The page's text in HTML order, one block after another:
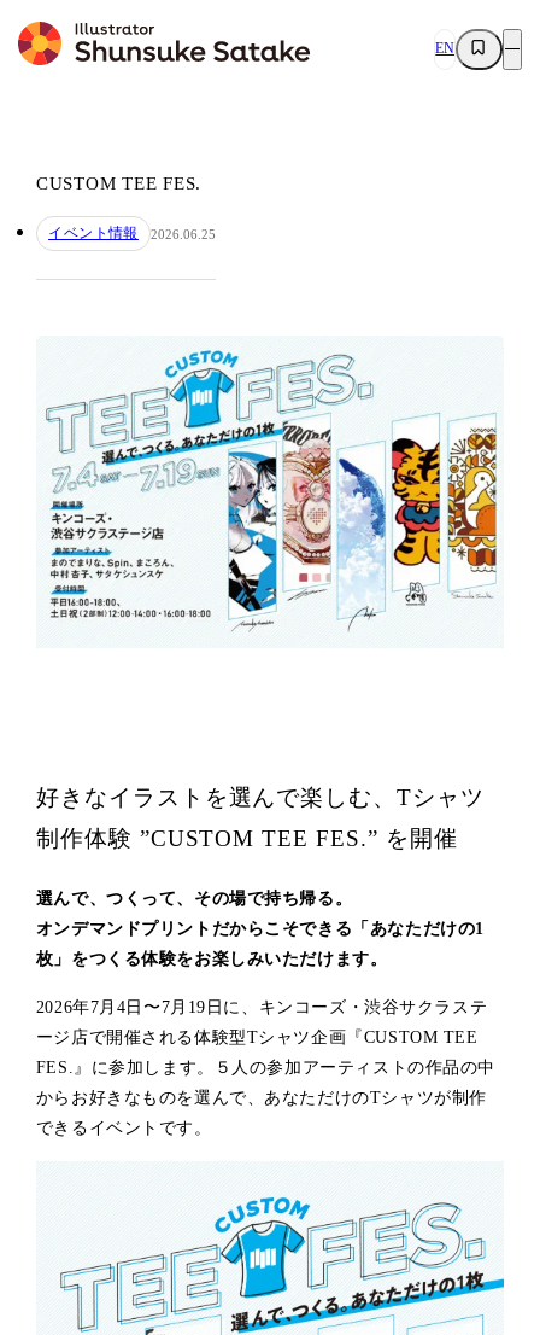
EN
CUSTOM TEE FES.
イベント情報 2026.06.25
好きなイラストを選んで楽しむ、Tシャツ
制作体験 ”CUSTOM TEE FES.” を開催
選んで、つくって、その場で持ち帰る。
オンデマンドプリントだからこそできる「あなただけの1
枚」をつくる体験をお楽しみいただけます。
2026年7月4日〜7月19日に、キンコーズ・渋谷サクラステ
ージ店で開催される体験型Tシャツ企画『CUSTOM TEE
FES.』に参加します。５人の参加アーティストの作品の中
からお好きなものを選んで、あなただけのTシャツが制作
できるイベントです。